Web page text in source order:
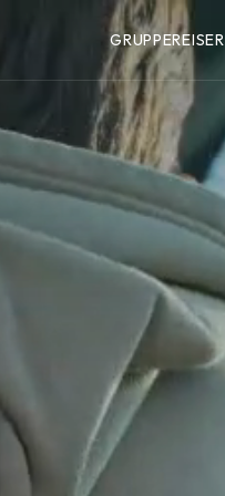
GRUPPEREISER